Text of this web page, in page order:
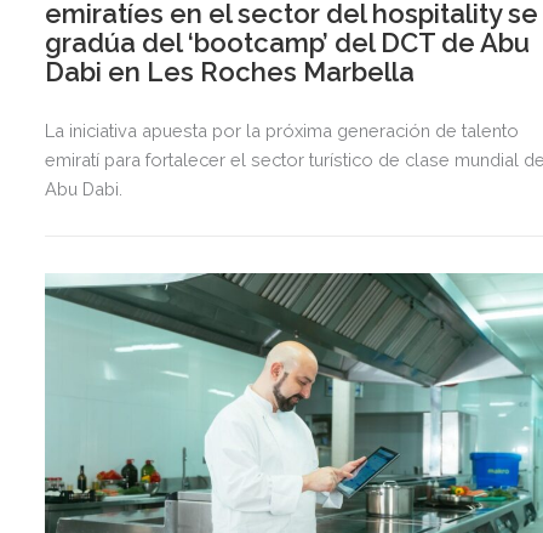
emiratíes en el sector del hospitality se
gradúa del ‘bootcamp’ del DCT de Abu
Dabi en Les Roches Marbella
La iniciativa apuesta por la próxima generación de talento
emiratí para fortalecer el sector turístico de clase mundial
Abu Dabi.